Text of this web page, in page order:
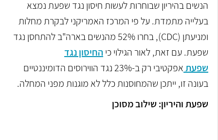
הנשים בהיריון שבוחרות לעשות חיסון נגד שפעת נמצא
בעלייה מתמדת. על פי המרכז האמריקני לבקרת מחלות
ומניעתן (CDC), בחרו 52% מהנשים בארה"ב להתחסן נגד
שפעת. עם זאת, לאור הגילוי כי החיסון נגד
שפעת
אפקטיבי רק ב-23% נגד הווירוסים הדומיננטיים
בעונה זו, ייתכן שהמחוסנות כלל לא מוגנות מפני המחלה.
שפעת והיריון: שילוב מסוכן